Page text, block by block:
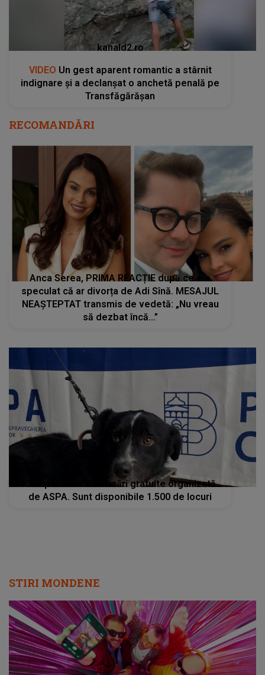
kanald2.ro
VIDEO Un gest aparent romantic a stârnit
indignare și a declanșat o anchetă penală pe
Transfăgărășan
RECOMANDĂRI
Anca Serea, PRIMA REACȚIE după ce s-a
speculat că ar divorța de Adi Sînă. MESAJUL
NEAȘTEPTAT transmis de vedetă: „Nu vreau
să dezbat încă...”
Campanie de sterilizări gratuite organizată
de ASPA. Sunt disponibile 1.500 de locuri
STIRI MONDENE